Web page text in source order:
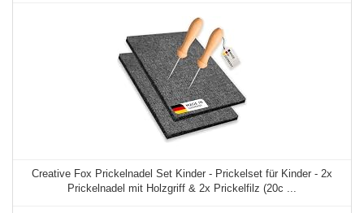
Creative Fox Prickelnadel Set Kinder - Prickelset für Kinder - 2x
Prickelnadel mit Holzgriff & 2x Prickelfilz (20c ...